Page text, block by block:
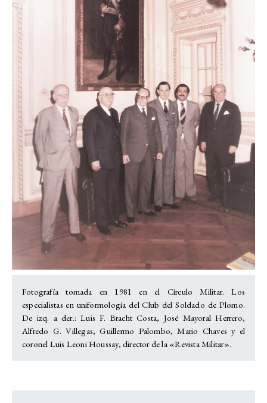
Fotografía tomada en 1981 en el Círculo Militar. Los
especialistas en uniformología del Club del Soldado de Plomo.
De izq. a der.: Luis F. Bracht Costa, José Mayoral Herrero,
Alfredo G. Villegas, Guillermo Palombo, Mario Chaves y el
coronel Luis Leoni Houssay, director de la «Revista Militar».